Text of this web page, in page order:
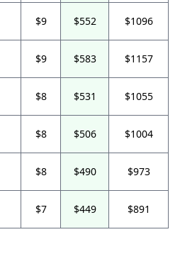
$9 $552 $1096
$9 $583 $1157
$8 $531 $1055
$8 $506 $1004
$8 $490 $973
$7 $449 $891